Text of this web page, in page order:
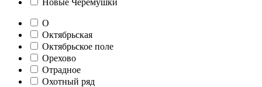
О
Октябрьская
Октябрьское поле
Орехово
Отрадное
Охотный ряд